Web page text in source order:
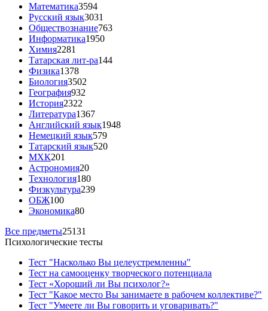
Математика3594
Русский язык3031
Обществознание763
Информатика1950
Химия2281
Татарская лит-ра144
Физика1378
Биология3502
География932
История2322
Литература1367
Английский язык1948
Немецкий язык579
Татарский язык520
МХК201
Астрономия20
Технология180
Физкультура239
ОБЖ100
Экономика80
Все предметы25131
Психологические тесты
Тест "Насколько Вы целеустремленны"
Тест на самооценку творческого потенциала
Тест «Хороший ли Вы психолог?»
Тест "Какое место Вы занимаете в рабочем коллективе?"
Тест "Умеете ли Вы говорить и уговаривать?"